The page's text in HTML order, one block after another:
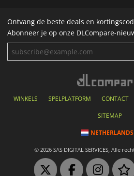
Ontvang de beste deals en
Abonneer je op onze DLCompare-
WINKELS SPELPLATFORM CONTACT
SITEMAP
NETHERLANDS
© 2026 SAS DIGITAL SERVICES, Alle